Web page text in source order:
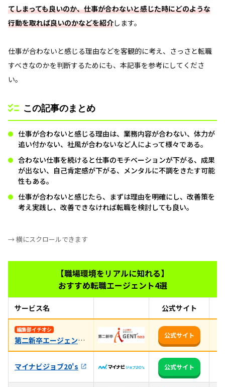
てしまっても良いのか、仕事が合わないと感じた時にどのような
行動を取れば良いのかなどを紹介します。
仕事が合わないと感じる理由などを客観的に考え、さっさと転職
すべきなのかを判断するためにも、本記事を参考にしてくださ
い。
この記事のまとめ
仕事が合わないと感じる理由は、業務内容が合わない、体力が
追い付かない、社風が合わないなど人によって様々である。
合わない仕事を続けると仕事のモチベーションが下がる、成果
が出ない、自己肯定感が下がる、メンタルに不調をきたす可能
性もある。
仕事が合わないと感じたら、まずは理由を明確にし、改善策を
考え実践し、改善できなければ転職を検討しても良い。
→ 横にスクロールできます
【職場環境をリアルに知れる】
おすすめ転職エージェント4選
サービス名 公式サイト
編集部イチオシ
第二新卒エージェントneo
公式サイト
マイナビジョブ20's 公式サイト